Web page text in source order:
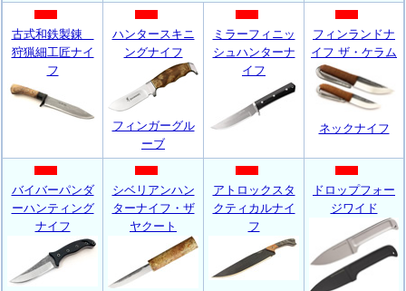
古式和鉄製錬
狩猟細工匠ナイ
フ
ハンタースキニ
ングナイフ
フィンガーグル
ーブ
ミラーフィニッ
シュハンターナ
イフ
フィンランドナ
イフ ザ・ケラム
ネックナイフ
バイバーパンダ
ーハンティング
ナイフ
シベリアンハン
ターナイフ・ザ
ヤクート
アトロックスタ
クティカルナイ
フ
ドロップフォー
ジワイド